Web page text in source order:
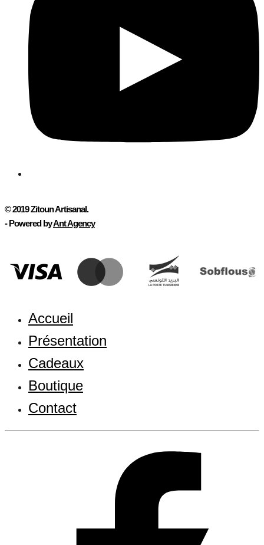
© 2019Zitoun Artisanal.
- Powered byAnt Agency
Accueil
Présentation
Cadeaux
Boutique
Contact